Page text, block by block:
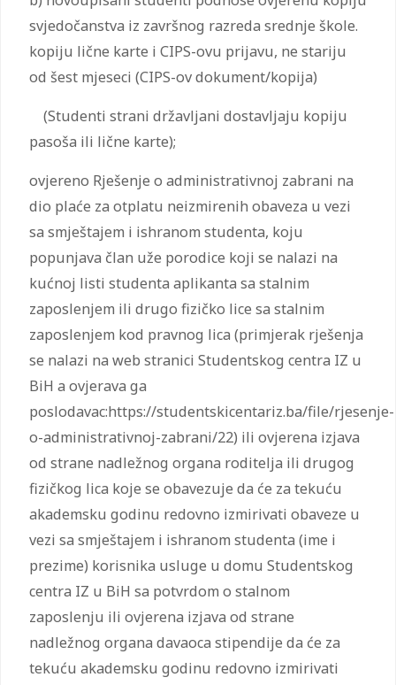
svjedočanstva iz završnog razreda srednje škole.
kopiju lične karte i CIPS-ovu prijavu, ne stariju
od šest mjeseci (CIPS-ov dokument/kopija)
(Studenti strani državljani dostavljaju kopiju
pasoša ili lične karte);
ovjereno Rješenje o administrativnoj zabrani na
dio plaće za otplatu neizmirenih obaveza u vezi
sa smještajem i ishranom studenta, koju
popunjava član uže porodice koji se nalazi na
kućnoj listi studenta aplikanta sa stalnim
zaposlenjem ili drugo fizičko lice sa stalnim
zaposlenjem kod pravnog lica (primjerak rješenja
se nalazi na web stranici Studentskog centra IZ u
BiH a ovjerava ga
poslodavac:https://studentskicentariz.ba/file/rjesenje-
o-administrativnoj-zabrani/22) ili ovjerena izjava
od strane nadležnog organa roditelja ili drugog
fizičkog lica koje se obavezuje da će za tekuću
akademsku godinu redovno izmirivati obaveze u
vezi sa smještajem i ishranom studenta (ime i
prezime) korisnika usluge u domu Studentskog
centra IZ u BiH sa potvrdom o stalnom
zaposlenju ili ovjerena izjava od strane
nadležnog organa davaoca stipendije da će za
tekuću akademsku godinu redovno izmirivati